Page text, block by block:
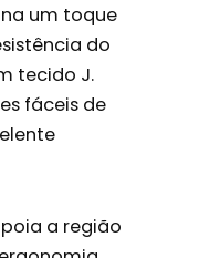
um toque
do
tecido J.
fáceis de
a região